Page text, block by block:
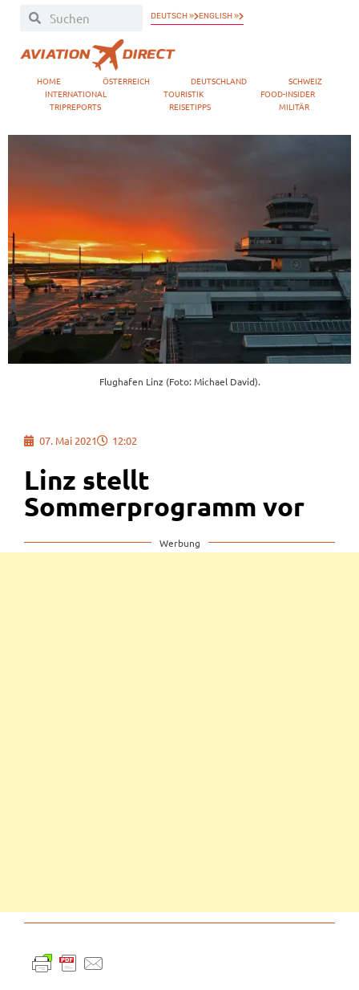
DEUTSCH » ENGLISH »
HOME ÖSTERREICH DEUTSCHLAND
SCHWEIZ
INTERNATIONAL
TOURISTIK
FOOD-INSIDER
TRIPREPORTS
REISETIPPS MILITÄR
Flughafen Linz (Foto: Michael David).
07. Mai 2021 12:02
Linz stellt
Sommerprogramm vor
Werbung